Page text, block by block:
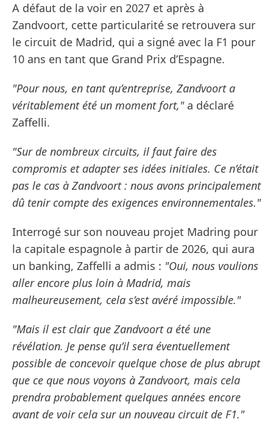
A défaut de la voir en 2027 et après à
Zandvoort, cette particularité se retrouvera sur
le circuit de Madrid, qui a signé avec la F1 pour
10 ans en tant que Grand Prix d’Espagne.
"Pour nous, en tant qu’entreprise, Zandvoort a
véritablement été un moment fort,"a déclaré
Zaffelli.
"Sur de nombreux circuits, il faut faire des
compromis et adapter ses idées initiales. Ce n’était
pas le cas à Zandvoort : nous avons principalement
dû tenir compte des exigences environnementales."
Interrogé sur son nouveau projet Madring pour
la capitale espagnole à partir de 2026, qui aura
un banking, Zaffelli a admis : "Oui, nous voulions
aller encore plus loin à Madrid, mais
malheureusement, cela s’est avéré impossible."
"Mais il est clair que Zandvoort a été une
révélation. Je pense qu’il sera éventuellement
possible de concevoir quelque chose de plus abrupt
que ce que nous voyons à Zandvoort, mais cela
prendra probablement quelques années encore
avant de voir cela sur un nouveau circuit de F1."